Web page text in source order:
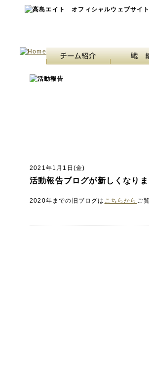
2021年1月1日(金)
活動報告ブログが新しくなりま
2020年までの旧ブログは こちらから ご